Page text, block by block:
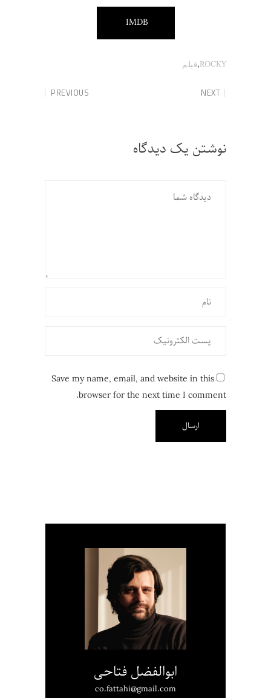
IMDB
ROCKY
,فیلم
PREVIOUS NEXT
نوشتن یک دیدگاه
Save my name, email, and website in this
browser for the next time I comment.
ابوالفضل فتاحی
co.fattahi@gmail.com